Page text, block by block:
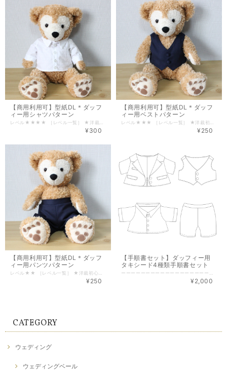
【商用利用可】型紙DL＊ダッフ
ィー用シャツパターン
¥300
【商用利用可】型紙DL＊ダッフ
ィー用ベストパターン
¥250
【商用利用可】型紙DL＊ダッフ
ィー用パンツパターン
¥250
【手順書セット】ダッフィー用
タキシード4種類手順書セット
¥2,000
CATEGORY
ウェディング
ウェディングベール